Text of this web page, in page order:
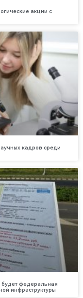
акции с
кадров среди
будет федеральная
инфраструктуры